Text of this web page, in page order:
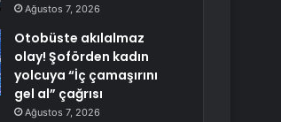
Ağustos 7, 2026
Otobüste akılalmaz
olay! Şoförden kadın
yolcuya “İç çamaşırını
gel al” çağrısı
Ağustos 7, 2026